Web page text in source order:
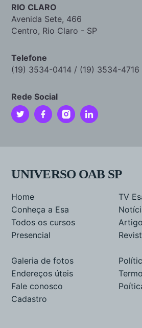
RIO CLARO
Avenida Sete, 466
Centro, Rio Claro - SP
Telefone
(19) 3534-0414 / (19) 3534-
Rede Social
UNIVERSO OAB SP
Home
Conheça a Esa
Todos os cursos
Presencial
TV
Galeria de fotos
Endereços úteis
Fale conosco
Cadastro